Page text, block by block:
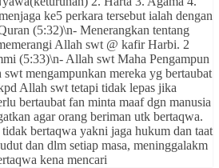
ke5 perkara tersebut ialah dengan
(5:32)\n- Menerangkan tentang
Allah swt @ kafir Harbi. 2
(5:33)\n- Allah swt Maha Pengampun
mengampunkan mereka yg bertaubat
Allah swt tetapi tidak lepas jika
bertaubat fan minta maaf dgn manusia
agar orang beriman utk bertaqwa.
bertaqwa yakni jaga hukum dan taat
dan dlm setiap masa, meninggalakm
kena mencari